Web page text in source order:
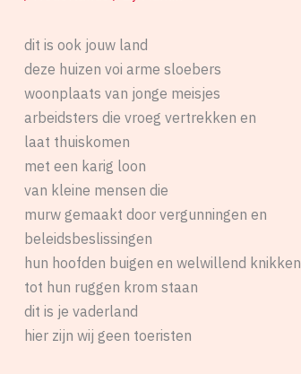
dit is ook jouw land
deze huizen voi arme sloebers
woonplaats van jonge meisjes
arbeidsters die vroeg vertrekken en
laat thuiskomen
met een karig loon
van kleine mensen die
murw gemaakt door vergunningen en
beleidsbeslissingen
hun hoofden buigen en welwillend knikken
tot hun ruggen krom staan
dit is je vaderland
hier zijn wij geen toeristen